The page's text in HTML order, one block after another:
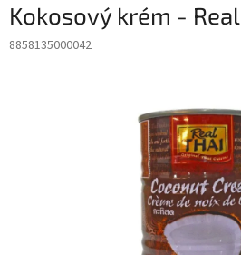
Kokosový krém -
8858135000042